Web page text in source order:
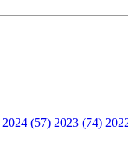
2024 (57) 2023 (74)